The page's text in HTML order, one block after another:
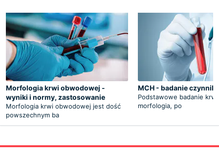
Morfologia krwi obwodowej -
wyniki i normy, zastosowanie
Morfologia krwi obwodowej jest dość
powszechnym ba
MCH - badanie
Podstawowe badanie
morfologia, po